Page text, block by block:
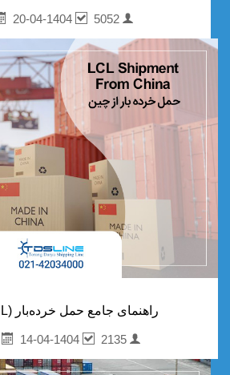
forghani
20-04-1404 5052
راهنمای جامع حمل خرده‌بار (LCL) از چین
forghani
14-04-1404 2135